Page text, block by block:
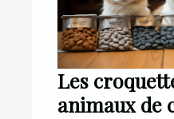
Les
animaux de